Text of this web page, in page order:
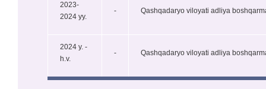
2023-
2024 yy.
- Qashqadaryo viloyati adliya
2024 y. -
h.v.
- Qashqadaryo viloyati adliya